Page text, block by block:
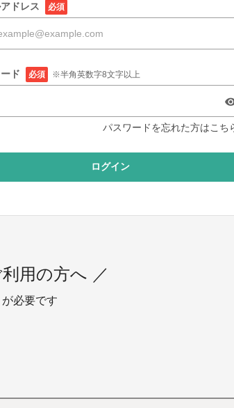
ドレス 必須
ド 必須 ※半角英数字8文字以上
パスワードを忘れた方はこち
ログイン
用の方へ ／
必要です